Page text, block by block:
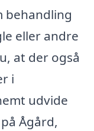
behandling
eller andre
at der også
i
udvide
Ågård,